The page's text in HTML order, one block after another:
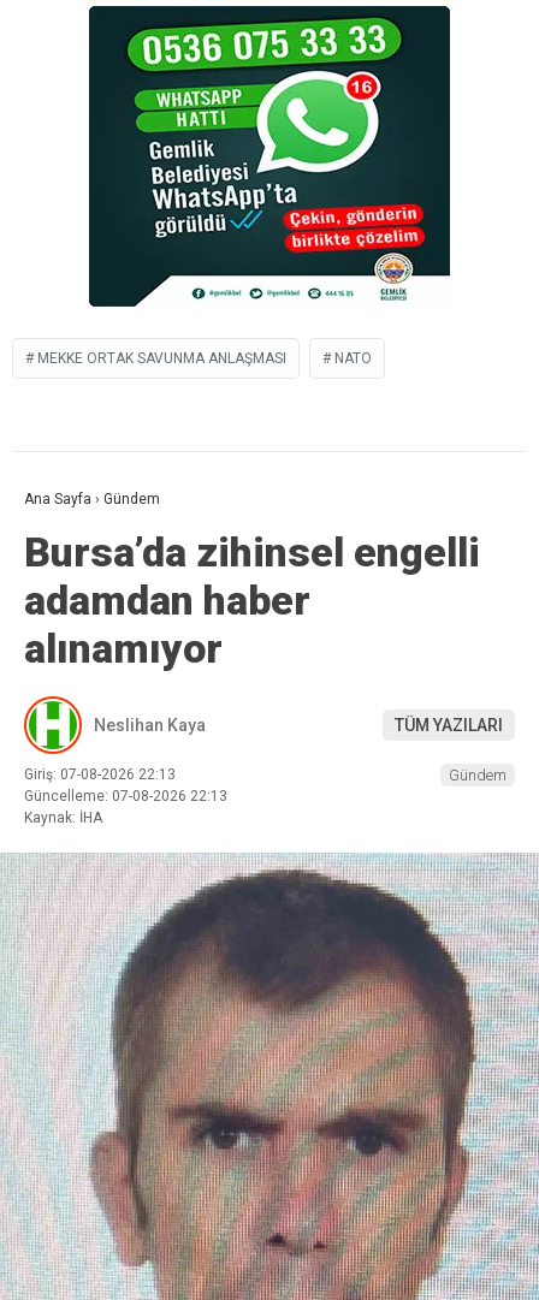
MEKKE ORTAK SAVUNMA ANLAŞMASI NATO
Ana Sayfa › Gündem
Bursa’da zihinsel engelli
adamdan haber
alınamıyor
Neslihan Kaya TÜM YAZILARI
Giriş: 07-08-2026 22:13
Güncelleme: 07-08-2026 22:13
Kaynak: İHA
Gündem